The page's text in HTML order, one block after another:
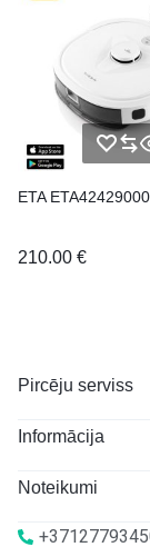
ETA
210.00 €
Pircēju serviss
Informācija
Noteikumi